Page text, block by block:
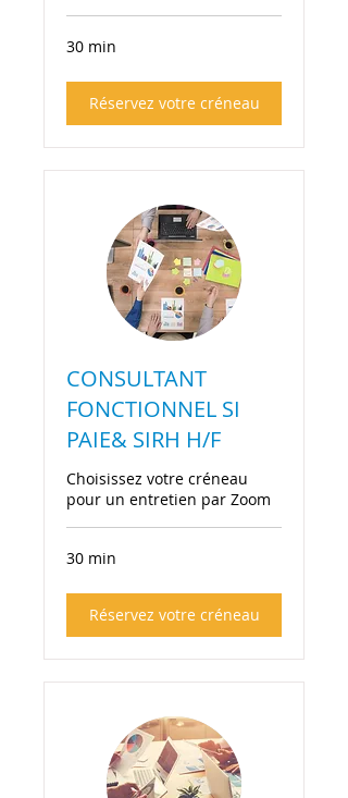
30 min
Réservez votre créneau
CONSULTANT
FONCTIONNEL SI
PAIE& SIRH H/F
Choisissez votre créneau
pour un entretien par Zoom
30 min
Réservez votre créneau